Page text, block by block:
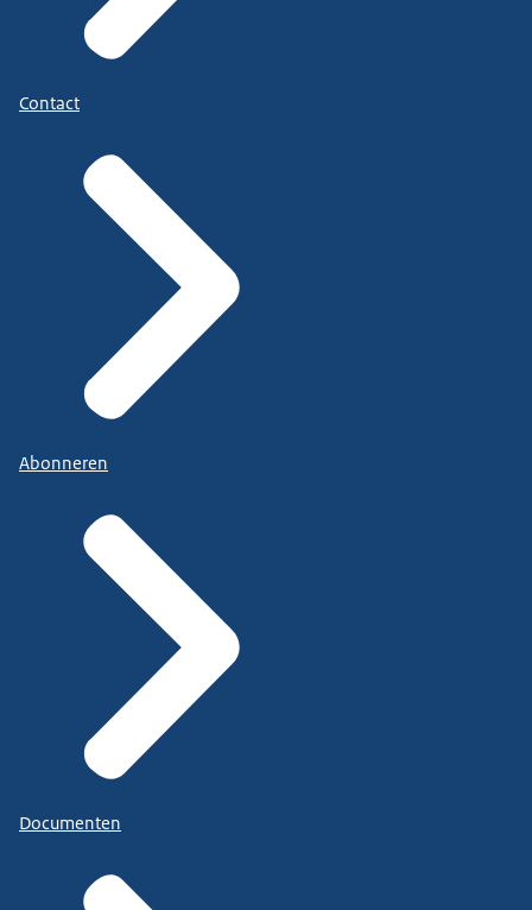
Contact
Abonneren
Documenten